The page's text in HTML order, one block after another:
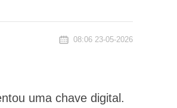
08:06 23-05-2026
uma chave digital.